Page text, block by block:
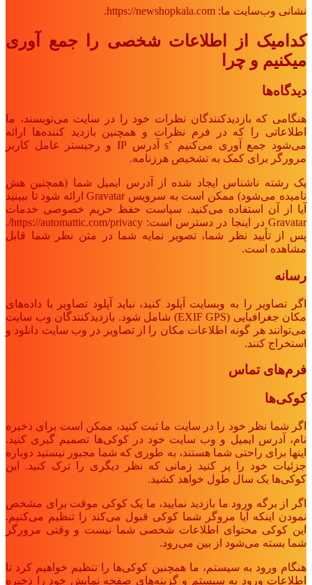
نشانی وب‌سایت ما: https://newshopkala.com.
کدامیک از اطلاعات شخصی را جمع آوری
میکنیم و چرا
دیدگاه‌ها
هنگامی که بازدیدکنندگان نظرات خود را در سایت می‌نویسند، ما
اطلاعاتی را که در فرم نظرات و همچنین بازدید کننده‌ها ارائه
می‌شود جمع آوری می‌کنیم ’s آدرس IP و رجیستر عامل کاربر
مرورگر برای کمک به تشخیص هرزنامه.
یک رشته ناشناس ایجاد شده از آدرس ایمیل شما (همچنین هش
نامیده می‌شود) ممکن است به سرویس Gravatar ارائه شود تا ببینید
آیا از آن استفاده می‌کنید. سیاست حفظ حریم خصوصی خدمات
Gravatar در اینجا در دسترس است: https://automattic.com/privacy/.
پس از تأیید نظر شما، تصویر نمایه شما در متن نظر شما قابل
مشاهده است.
رسانه
اگر تصاویر را به وبسایت آپلود کنید، نباید آپلود تصاویر با داده‌های
مکان جغرافیایی (EXIF GPS) شامل شود. بازدیدکنندگان وب سایت
می‌توانند هر گونه اطلاعات مکان را از تصاویر در وب سایت دانلود و
استخراج کنند.
فرم‌های تماس
کوکی‌ها
اگر شما نظر خود را در سایت ما ثبت کنید، ممکن است برای ذخیره
نام، آدرس ایمیل و وب سایت خود در کوکی‌ها تصمیم گیری کنید.
اینها برای راحتی شما هستند، به طوری که شما مجبور نیستید دوباره
جزئیات خود را پر کنید زمانی که نظر دیگری را ترک کنید. این
کوکی‌ها یک سال طول خواهد کشید.
اگر از برگه ورود ما بازدید نمایید، ما یک کوکی موقت برای مشخص
نمودن اینکه آیا مروگر شما کوکی قبول می‌کند را تنظیم می‌کنیم.
این کوکی محتوای اطلاعات شخصی شما نیست و وقتی مرورگر
شما بسته می‌شود از بین می‌رود.
هنگام ورود به سیستم، ما همچنین کوکی‌ها را تنظیم خواهیم کرد تا
اطلاعات ورود به سیستم و گزینه‌های صفحه نمایش خود را ذخیره